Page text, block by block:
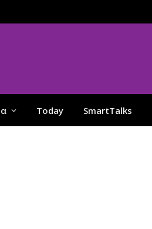
Today SmartTalks